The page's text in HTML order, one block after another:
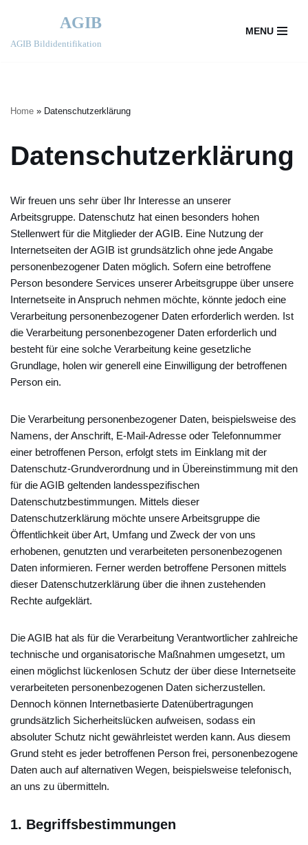
AGIB
AGIB Bildidentifikation
MENU
Home » Datenschutzerklärung
Datenschutzerklärung
Wir freuen uns sehr über Ihr Interesse an unserer
Arbeitsgruppe. Datenschutz hat einen besonders hohen
Stellenwert für die Mitglieder der AGIB. Eine Nutzung der
Internetseiten der AGIB ist grundsätzlich ohne jede Angabe
personenbezogener Daten möglich. Sofern eine betroffene
Person besondere Services unserer Arbeitsgruppe über unsere
Internetseite in Anspruch nehmen möchte, könnte jedoch eine
Verarbeitung personenbezogener Daten erforderlich werden. Ist
die Verarbeitung personenbezogener Daten erforderlich und
besteht für eine solche Verarbeitung keine gesetzliche
Grundlage, holen wir generell eine Einwilligung der betroffenen
Person ein.
Die Verarbeitung personenbezogener Daten, beispielsweise des
Namens, der Anschrift, E-Mail-Adresse oder Telefonnummer
einer betroffenen Person, erfolgt stets im Einklang mit der
Datenschutz-Grundverordnung und in Übereinstimmung mit den
für die AGIB geltenden landesspezifischen
Datenschutzbestimmungen. Mittels dieser
Datenschutzerklärung möchte unsere Arbeitsgruppe die
Öffentlichkeit über Art, Umfang und Zweck der von uns
erhobenen, genutzten und verarbeiteten personenbezogenen
Daten informieren. Ferner werden betroffene Personen mittels
dieser Datenschutzerklärung über die ihnen zustehenden
Rechte aufgeklärt.
Die AGIB hat als für die Verarbeitung Verantwortlicher zahlreiche
technische und organisatorische Maßnahmen umgesetzt, um
einen möglichst lückenlosen Schutz der über diese Internetseite
verarbeiteten personenbezogenen Daten sicherzustellen.
Dennoch können Internetbasierte Datenübertragungen
grundsätzlich Sicherheitslücken aufweisen, sodass ein
absoluter Schutz nicht gewährleistet werden kann. Aus diesem
Grund steht es jeder betroffenen Person frei, personenbezogene
Daten auch auf alternativen Wegen, beispielsweise telefonisch,
an uns zu übermitteln.
1. Begriffsbestimmungen